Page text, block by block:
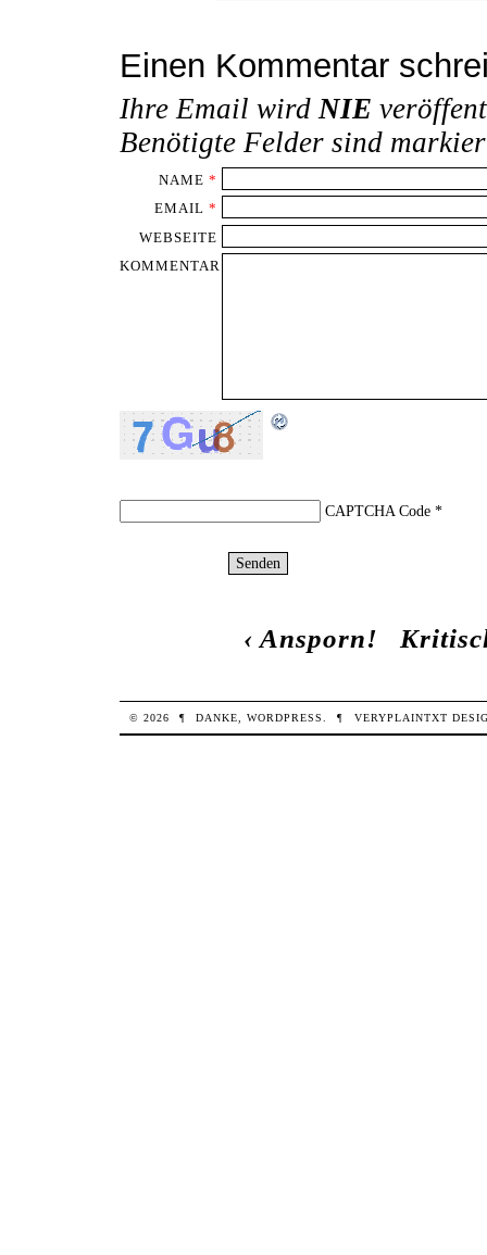
Einen Kommentar
Ihre Email wirdNIE
Benötigte Felder sind
NAME *
EMAIL *
WEBSEITE
KOMMENTAR
CAPTCHA Code*
‹Ansporn!
© 2026 ¶ DANKE,WORDPRESS ¶ VERYPLAINTXT